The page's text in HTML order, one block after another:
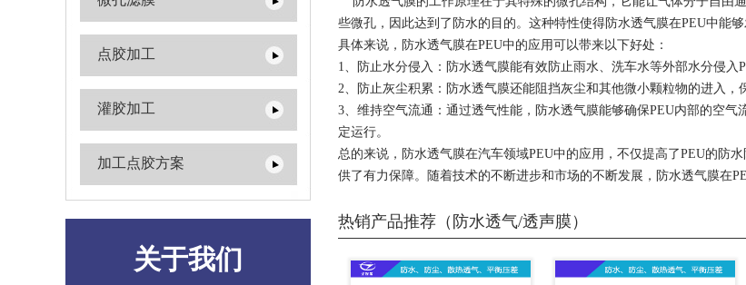
点胶加工
灌胶加工
加工点胶方案
关于我们
些微孔，因此达到了防水的目的。这种特性使得防水透气膜在PEU中能够
具体来说，防水透气膜在PEU中的应用可以带来以下好处：
1、防止水分侵入：防水透气膜能有效防止雨水、洗车水等外部水分侵入
2、防止灰尘积累：防水透气膜还能阻挡灰尘和其他微小颗粒物的进入
3、维持空气流通：通过透气性能，防水透气膜能够确保PEU内部的空
定运行。
总的来说，防水透气膜在汽车领域PEU中的应用，不仅提高了PEU的防
供了有力保障。随着技术的不断进步和市场的不断发展，防水透气膜在
热销产品推荐（防水透气/透声膜）